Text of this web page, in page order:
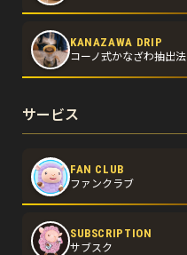
KANAZAWA DRIP
コーノ式かなざわ抽出法
サービス
FAN CLUB
ファンクラブ
SUBSCRIPTION
サブスク